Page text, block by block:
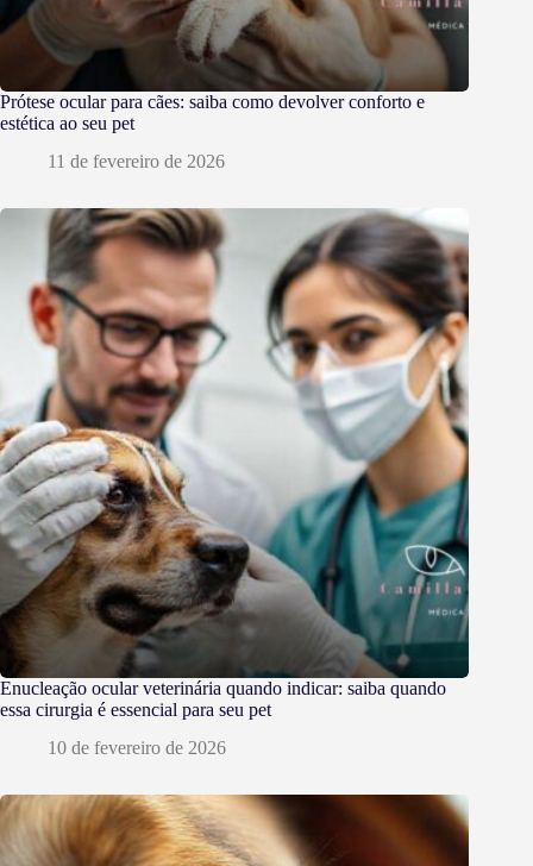
Prótese ocular para cães: saiba como devolver conforto e
estética ao seu pet
11 de fevereiro de 2026
Enucleação ocular veterinária quando indicar: saiba quando
essa cirurgia é essencial para seu pet
10 de fevereiro de 2026